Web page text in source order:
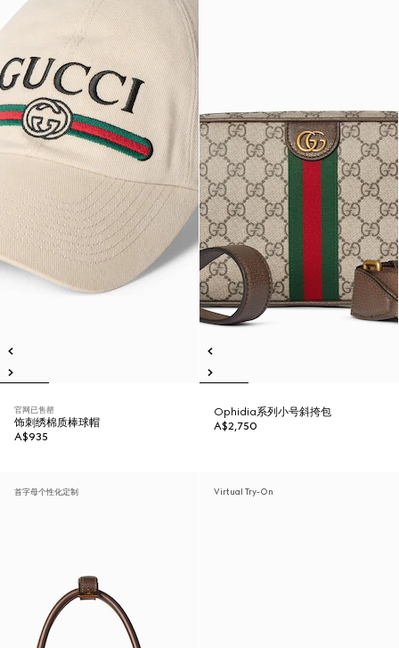
官网已售罄
饰刺绣棉质棒球帽
A$935
Ophidia系列小号斜挎包
A$2,750
首字母个性化定制 Virtual Try-On